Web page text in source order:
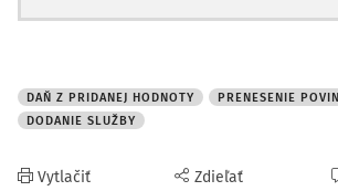
DAŇ Z PRIDANEJ HODNOTY
PRENESENIE
DODANIE SLUŽBY
Vytlačiť Zdieľať